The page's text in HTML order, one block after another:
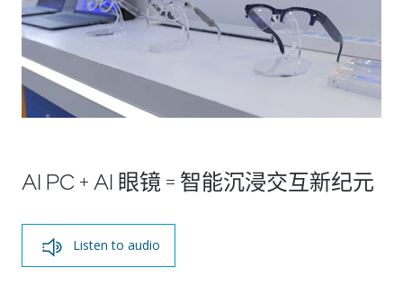
AI PC + AI 眼镜 = 智能沉浸交互新纪元
Listen to audio